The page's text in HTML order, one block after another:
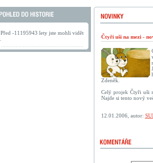
Před -11195943 lety jste mohli vidět
Čtyři uši na mezi -
Zdeněk.
Celý projek Čtyři uši
Najde si tento nový
12.01.2006, autor: